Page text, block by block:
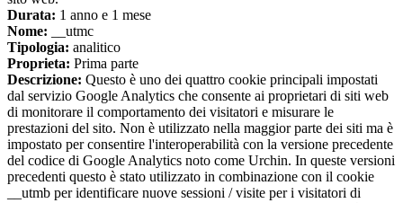
Durata: 1 anno e 1 mese
Nome: __utmc
Tipologia: analitico
Proprieta: Prima parte
Descrizione: Questo è uno dei quattro cookie principali impostati
dal servizio Google Analytics che consente ai proprietari di siti web
di monitorare il comportamento dei visitatori e misurare le
prestazioni del sito. Non è utilizzato nella maggior parte dei siti ma è
impostato per consentire l'interoperabilità con la versione precedente
del codice di Google Analytics noto come Urchin. In queste versioni
precedenti questo è stato utilizzato in combinazione con il cookie
__utmb per identificare nuove sessioni / visite per i visitatori di